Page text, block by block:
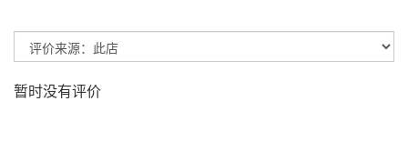
暂时没有评价